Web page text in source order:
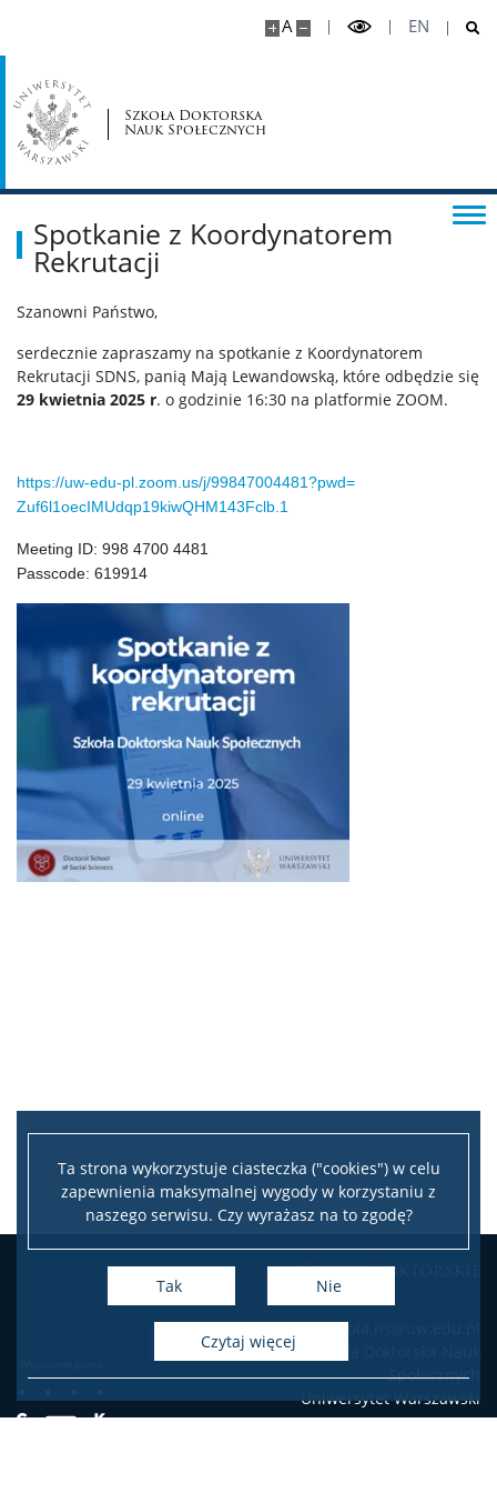
Ta strona wykorzystuje ciasteczka ("cookies") w celu
zapewnienia maksymalnej wygody w korzystaniu z
naszego serwisu. Czy wyrażasz na to zgodę?
Tak Nie
czytaj więcej
A EN
Szkoła Doktorska
Nauk Społecznych
Rekrutacja 2023/24
Rekrutacja 2021/22
Rekrutacja 2020/21
Rekrutacja 2019/20
Dla doktorantów
Ogłoszenia Dyrektora Szkoły
Przewodnik SDNS
Indywidualny Plan Badawczy
Ocena Śródokresowa
Sprawozdanie roczne doktoranta
Aktualności
Program kształcenia
Spotkanie z Koordynatorem
Rekrutacji
Szanowni Państwo,
serdecznie zapraszamy na spotkanie z Koordynatorem
Rekrutacji SDNS, panią Mają Lewandowską, które odbędzie się
29 kwietnia 2025 r. o godzinie 16:30 na platformie ZOOM.
https://uw-edu-pl.zoom.us/j/99847004481?pwd=
Zuf6l1oecIMUdqp19kiwQHM143Fclb .1
Meeting ID: 998 4700 4481
Passcode: 619914
Szkoły Doktorskie
e-mail: szkola.ns@uw.edu.pl
Społecznych
Uniwersytet Warszawski